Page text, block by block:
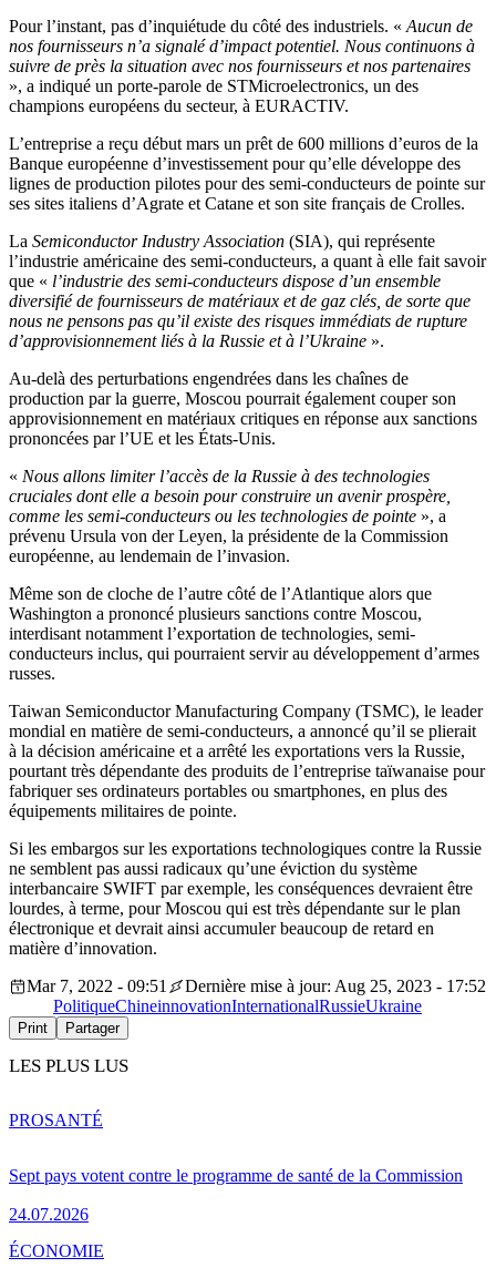
Pour l’instant, pas d’inquiétude du côté des industriels. « Aucun de
nos fournisseurs n’a signalé d’impact potentiel. Nous continuons à
suivre de près la situation avec nos fournisseurs et nos partenaires
», a indiqué un porte-parole de STMicroelectronics, un des
champions européens du secteur, à EURACTIV.
L’entreprise a reçu début mars un prêt de 600 millions d’euros de la
Banque européenne d’investissement pour qu’elle développe des
lignes de production pilotes pour des semi-conducteurs de pointe sur
ses sites italiens d’Agrate et Catane et son site français de Crolles.
La Semiconductor Industry Association (SIA), qui représente
l’industrie américaine des semi-conducteurs, a quant à elle fait savoir
que « l’industrie des semi-conducteurs dispose d’un ensemble
diversifié de fournisseurs de matériaux et de gaz clés, de sorte que
nous ne pensons pas qu’il existe des risques immédiats de rupture
d’approvisionnement liés à la Russie et à l’Ukraine ».
Au-delà des perturbations engendrées dans les chaînes de
production par la guerre, Moscou pourrait également couper son
approvisionnement en matériaux critiques en réponse aux sanctions
prononcées par l’UE et les États-Unis.
« Nous allons limiter l’accès de la Russie à des technologies
cruciales dont elle a besoin pour construire un avenir prospère,
comme les semi-conducteurs ou les technologies de pointe », a
prévenu Ursula von der Leyen, la présidente de la Commission
européenne, au lendemain de l’invasion.
Même son de cloche de l’autre côté de l’Atlantique alors que
Washington a prononcé plusieurs sanctions contre Moscou,
interdisant notamment l’exportation de technologies, semi-
conducteurs inclus, qui pourraient servir au développement d’armes
russes.
Taiwan Semiconductor Manufacturing Company (TSMC), le leader
mondial en matière de semi-conducteurs, a annoncé qu’il se plierait
à la décision américaine et a arrêté les exportations vers la Russie,
pourtant très dépendante des produits de l’entreprise taïwanaise pour
fabriquer ses ordinateurs portables ou smartphones, en plus des
équipements militaires de pointe.
Si les embargos sur les exportations technologiques contre la Russie
ne semblent pas aussi radicaux qu’une éviction du système
interbancaire SWIFT par exemple, les conséquences devraient être
lourdes, à terme, pour Moscou qui est très dépendante sur le plan
électronique et devrait ainsi accumuler beaucoup de retard en
matière d’innovation.
Mar 7, 2022 - 09:51
Dernière mise à jour: Aug 25, 2023 - 17:52
PolitiqueChineinnovationInternationalRussieUkraine
Print Partager
LES PLUS LUS
Sept pays votent contre le programme de santé de la Commission
24.07.2026
PROSANTÉ
ÉCONOMIE